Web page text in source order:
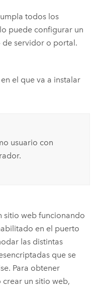
todos los
puede configurar un
servidor o portal.
el que va a instalar
usuario con
sitio web funcionando
en el puerto
las distintas
que se
. Para obtener
un sitio web,